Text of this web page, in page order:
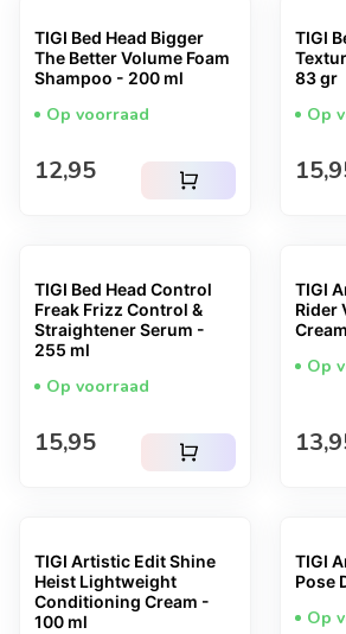
TIGI Bed Head Bigger
The Better Volume Foam
Shampoo - 200 ml
Op voorraad
Normale prijs
12,95 shopping_cart
TIGI
83 gr
Op
TIGI Bed Head Control
Freak Frizz Control &
Straightener Serum -
255 ml
Op voorraad
Normale prijs
15,95 shopping_cart
TIGI
Rider
Op
TIGI Artistic Edit Shine
Heist Lightweight
Conditioning Cream -
100 ml
TIGI
Pose
Op